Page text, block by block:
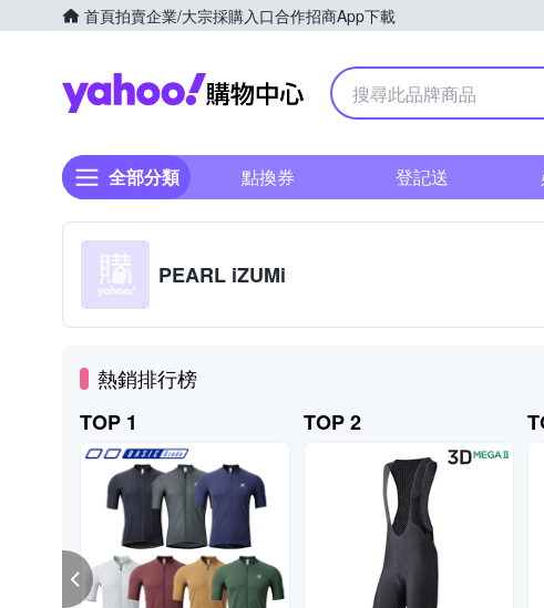
首頁拍賣企業/大宗採購入口合作招商App下載
Yahoo購物中心
全部分類 點換券 登記送
PEARL iZUMi
熱銷排行榜
TOP 1
TOP 2